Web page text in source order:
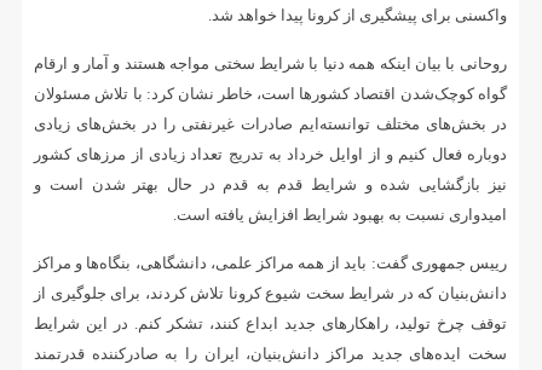
واکسنی برای پیشگیری از کرونا پیدا خواهد شد.
روحانی با بیان اینکه همه دنیا با شرایط سختی مواجه هستند و آمار و ارقام
گواه کوچک‌شدن اقتصاد کشورها است، خاطر نشان کرد: با تلاش‌ مسئولان
در بخش‌های مختلف توانسته‌ایم صادرات غیرنفتی را در بخش‌های زیادی
دوباره فعال کنیم و از اوایل خرداد به تدریج تعداد زیادی از مرزهای کشور
نیز بازگشایی شده و شرایط قدم به قدم در حال بهتر شدن است و
امیدواری نسبت به بهبود شرایط افزایش یافته است.
رییس جمهوری گفت: باید از همه مراکز علمی، دانشگاهی، بنگاه‌ها و مراکز
دانش‌بنیان که در شرایط سخت شیوع کرونا تلاش کردند، برای جلوگیری از
توقف چرخ تولید، راهکارهای جدید ابداع کنند، تشکر کنم. در این شرایط
سخت ایده‌های جدید مراکز دانش‌بنیان، ایران را به صادرکننده قدرتمند